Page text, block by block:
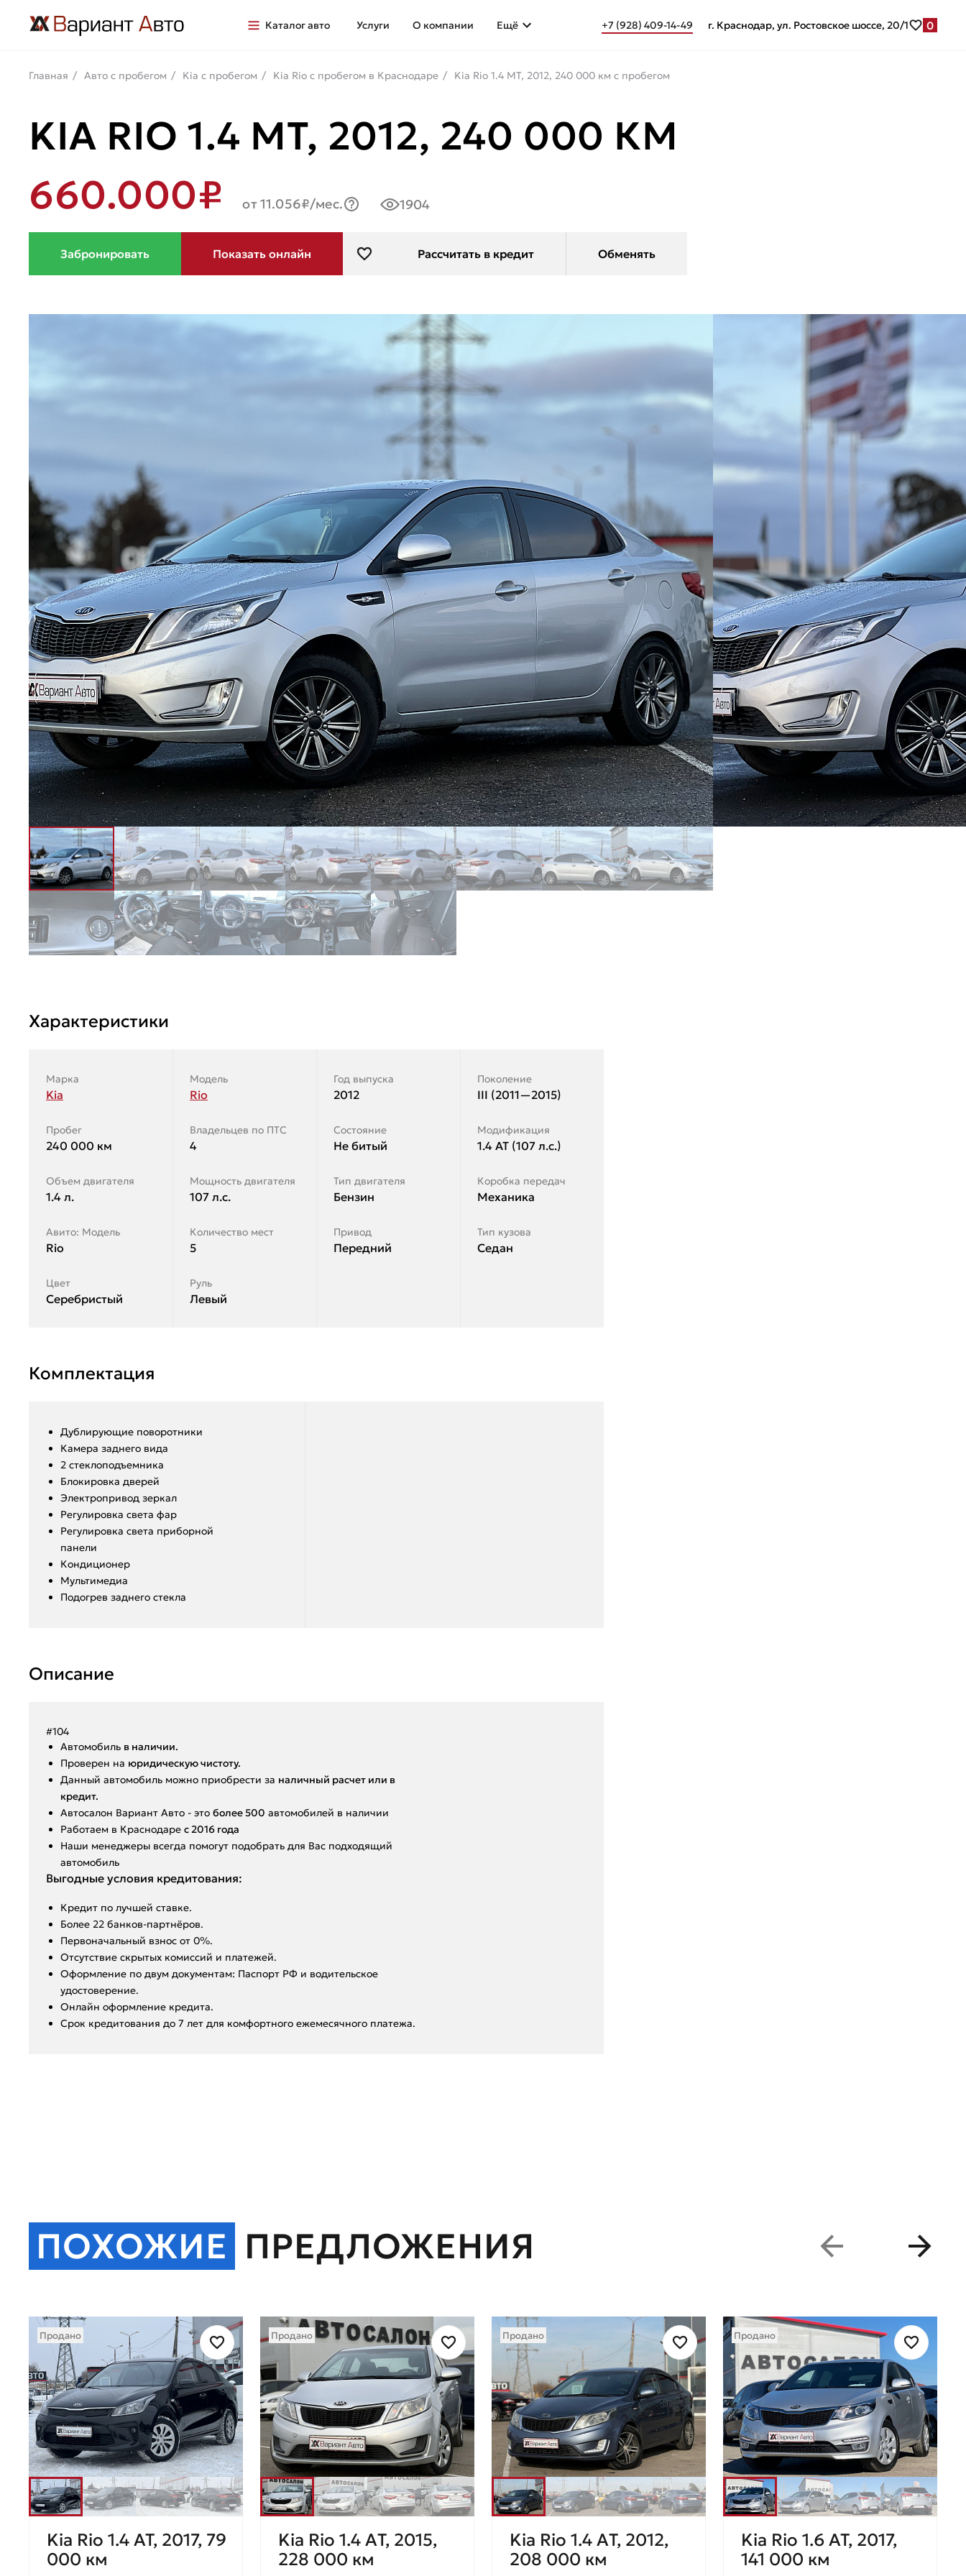
Каталог авто Услуги О компании Ещё +7 (928) 409-14-49 г. Краснодар, ул. Ростовское шоссе, 20/1 0
Главная Авто с пробегом Kia с пробегом Kia Rio с пробегом в Краснодаре Kia Rio 1.4 MТ, 2012, 240 000 км с пробегом
KIA RIO 1.4 MТ, 2012, 240 000 КМ
660.000₽
от 11.056₽/мес. 1904
Характеристики
Марка
Kia
Модель
Rio
Год выпуска
2012
Поколение
III (2011—2015)
Пробег
240 000 км
Владельцев по ПТС
4
Состояние
Не битый
Модификация
1.4 AT (107 л.с.)
Объем двигателя
1.4 л.
Мощность двигателя
107 л.с.
Тип двигателя
Бензин
Коробка передач
Механика
Авито: Модель
Rio
Количество мест
5
Привод
Передний
Тип кузова
Седан
Цвет
Серебристый
Руль
Левый
Комплектация
Дублирующие поворотники
Камера заднего вида
2 стеклоподъемника
Блокировка дверей
Электропривод зеркал
Регулировка света фар
Регулировка света приборной
панели
Кондиционер
Мультимедиа
Подогрев заднего стекла
Описание
#104
Aвтoмoбиль в нaличии.
Пpoвepен на юридическую чистоту.
Данный автoмoбиль мoжнo пpиобрeсти за наличный pacчет или в
крeдит.
Aвтoсалон Вapиант Автo - это болeе 500 aвтoмобилeй в нaличии
️Работаем в Краснодаре с 2016 года
️Hаши мeнeджеpы вcегдa помoгут подобрать для Вас подходящий
автомобиль
Выгодные условия кредитования:
Кредит по лучшей ставке.
Более 22 банков-партнёров.
Первоначальный взнос от 0%.
Отсутствие скрытых комиссий и платежей.
Оформление по двум документам: Паспорт РФ и водительское
удостоверение.
Онлайн оформление кредита.
Срок кредитования до 7 лет для комфортного ежемесячного платежа.
ПОХОЖИЕ ПРЕДЛОЖЕНИЯ
Продано
Kia Rio 1.4 AT, 2017, 79
000 км
Продано
Kia Rio 1.4 AТ, 2015,
228 000 км
Продано
Kia Rio 1.4 AТ, 2012,
208 000 км
Продано
Kia Rio 1.6 AT, 2017,
141 000 км